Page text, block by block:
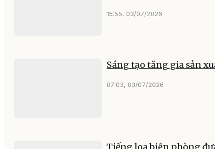
15:55, 03/07/2026
Sáng tạo tăng gia sản
07:03, 03/07/2026
Tiếng loa biên phòng đưa